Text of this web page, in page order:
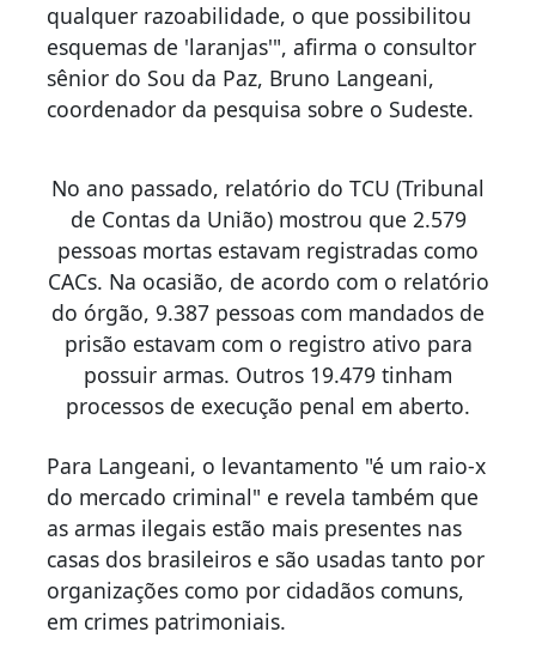
qualquer razoabilidade, o que possibilitou
esquemas de 'laranjas'", afirma o consultor
sênior do Sou da Paz, Bruno Langeani,
coordenador da pesquisa sobre o Sudeste.
No ano passado, relatório do TCU (Tribunal
de Contas da União) mostrou que 2.579
pessoas mortas estavam registradas como
CACs. Na ocasião, de acordo com o relatório
do órgão, 9.387 pessoas com mandados de
prisão estavam com o registro ativo para
possuir armas. Outros 19.479 tinham
processos de execução penal em aberto.
Para Langeani, o levantamento "é um raio-x
do mercado criminal" e revela também que
as armas ilegais estão mais presentes nas
casas dos brasileiros e são usadas tanto por
organizações como por cidadãos comuns,
em crimes patrimoniais.